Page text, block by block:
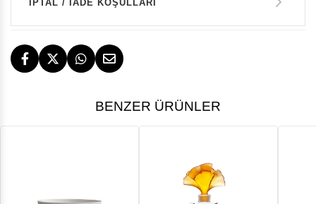
İPTAL / İADE KOŞULLARI
BENZER ÜRÜNLER